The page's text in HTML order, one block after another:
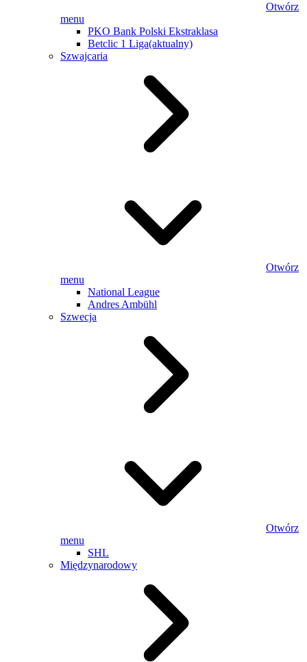
Otwórz
menu
PKO Bank Polski Ekstraklasa
Betclic 1 Liga(aktualny)
Szwajcaria
Otwórz
menu
National League
Andres Ambühl
Szwecja
Otwórz
menu
SHL
Międzynarodowy